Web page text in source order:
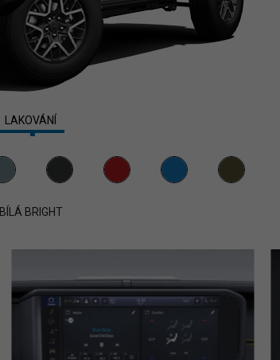
LAKOVÁNÍ
BÍLÁ BRIGHT